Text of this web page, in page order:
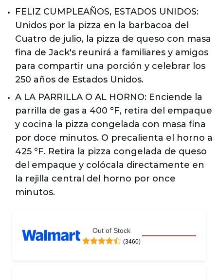
FELIZ CUMPLEAÑOS, ESTADOS UNIDOS:
Unidos por la pizza en la barbacoa del
Cuatro de julio, la pizza de queso con masa
fina de Jack's reunirá a familiares y amigos
para compartir una porción y celebrar los
250 años de Estados Unidos.
A LA PARRILLA O AL HORNO: Enciende la
parrilla de gas a 400 °F, retira del empaque
y cocina la pizza congelada con masa fina
por doce minutos. O precalienta el horno a
425 °F. Retira la pizza congelada de queso
del empaque y colócala directamente en
la rejilla central del horno por once
minutos.
Out of Stock
(3460)